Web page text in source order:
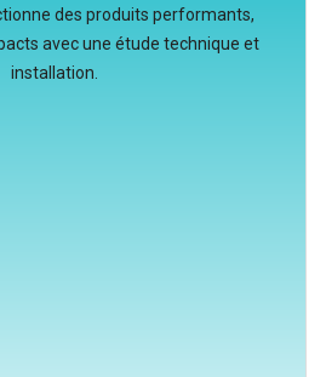
des produits performants,
avec une étude technique et
installation.